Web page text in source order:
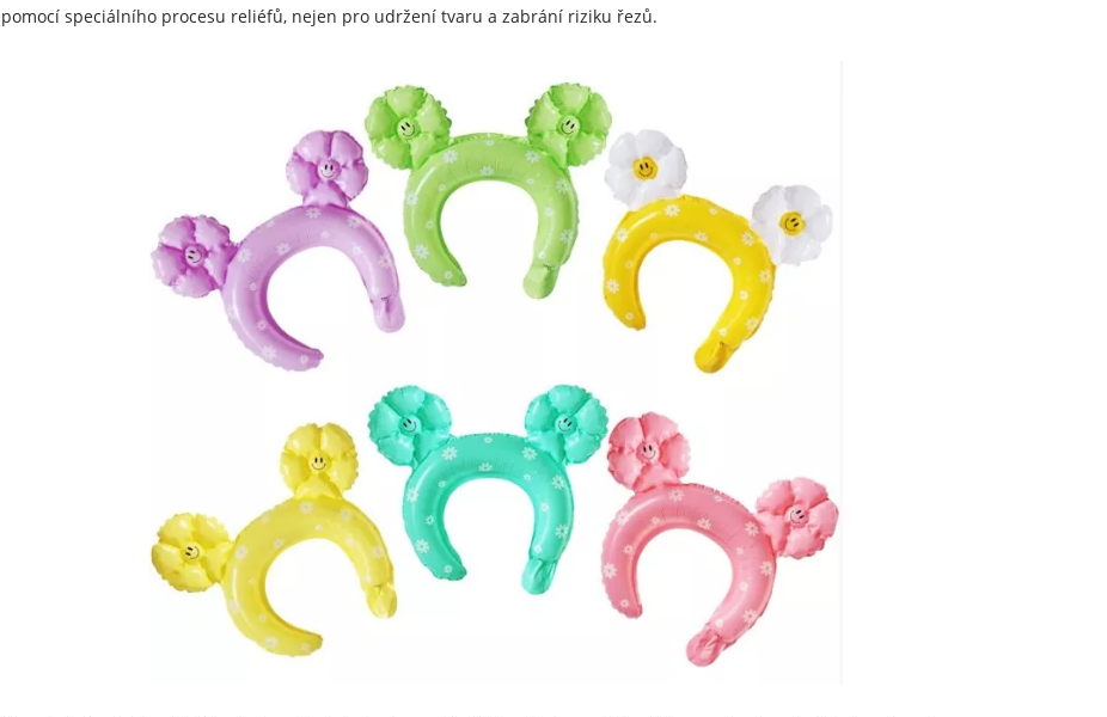
pomocí speciálního procesu reliéfů, nejen pro udržení tvaru a zabrání riziku řezů.